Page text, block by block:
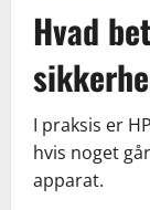
Hvad
I praksis er
hvis noget
apparat.